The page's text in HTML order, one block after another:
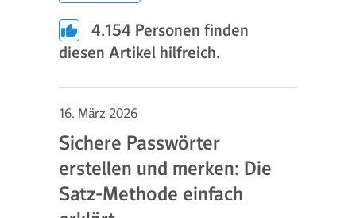
4.154 Personen finden
diesen Artikel hilfreich.
16. März 2026
Sichere Passwörter
erstellen und merken: Die
Satz-Methode einfach